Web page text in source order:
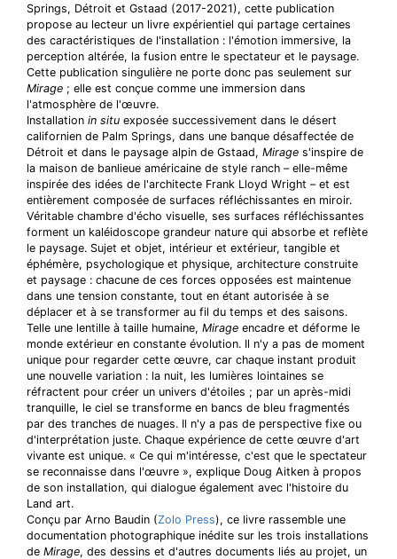
Springs, Détroit et Gstaad (2017-2021), cette publication
propose au lecteur un livre expérientiel qui partage certaines
des caractéristiques de l'installation : l'émotion immersive, la
perception altérée, la fusion entre le spectateur et le paysage.
Cette publication singulière ne porte donc pas seulement sur
Mirage ; elle est conçue comme une immersion dans
l'atmosphère de l'œuvre.
Installation in situ exposée successivement dans le désert
californien de Palm Springs, dans une banque désaffectée de
Détroit et dans le paysage alpin de Gstaad, Mirage s'inspire de
la maison de banlieue américaine de style ranch – elle-même
inspirée des idées de l'architecte Frank Lloyd Wright – et est
entièrement composée de surfaces réfléchissantes en miroir.
Véritable chambre d'écho visuelle, ses surfaces réfléchissantes
forment un kaléidoscope grandeur nature qui absorbe et reflète
le paysage. Sujet et objet, intérieur et extérieur, tangible et
éphémère, psychologique et physique, architecture construite
et paysage : chacune de ces forces opposées est maintenue
dans une tension constante, tout en étant autorisée à se
déplacer et à se transformer au fil du temps et des saisons.
Telle une lentille à taille humaine, Mirage encadre et déforme le
monde extérieur en constante évolution. Il n'y a pas de moment
unique pour regarder cette œuvre, car chaque instant produit
une nouvelle variation : la nuit, les lumières lointaines se
réfractent pour créer un univers d'étoiles ; par un après-midi
tranquille, le ciel se transforme en bancs de bleu fragmentés
par des tranches de nuages. Il n'y a pas de perspective fixe ou
d'interprétation juste. Chaque expérience de cette œuvre d'art
vivante est unique. « Ce qui m'intéresse, c'est que le spectateur
se reconnaisse dans l'œuvre », explique Doug Aitken à propos
de son installation, qui dialogue également avec l'histoire du
Land art.
Conçu par Arno Baudin (Zolo Press), ce livre rassemble une
documentation photographique inédite sur les trois installations
de Mirage, des dessins et d'autres documents liés au projet, un